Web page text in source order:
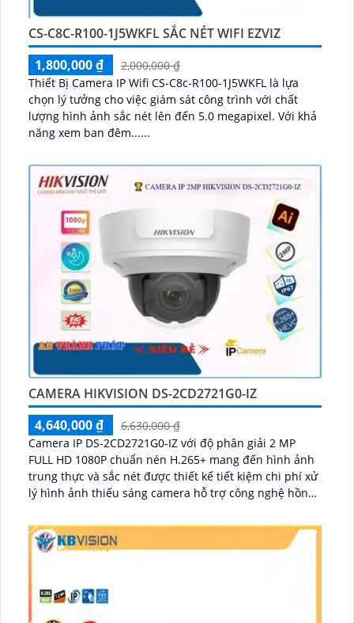
CS-C8C-R100-1J5WKFL SẮC NÉT WIFI EZVIZ
1,800,000 ₫
2,000,000 ₫
Thiết Bị Camera IP Wifi CS-C8c-R100-1J5WKFL là lựa
chọn lý tưởng cho việc giám sát công trình với chất
lượng hình ảnh sắc nét lên đến 5.0 megapixel. Với khả
năng xem ban đêm......
CAMERA HIKVISION DS-2CD2721G0-IZ
4,640,000 ₫
6,630,000 ₫
Camera IP DS-2CD2721G0-IZ với độ phân giải 2 MP
FULL HD 1080P chuẩn nén H.265+ mang đến hình ảnh
trung thực và sắc nét được thiết kế tiết kiệm chi phí xử
lý hình ảnh thiếu sáng camera hỗ trợ công nghệ hồng
nghệ Progressive Scan CMOS điều khiển zoom qua
phần mềm phát hiện xâm nhập thông minh chuẩn